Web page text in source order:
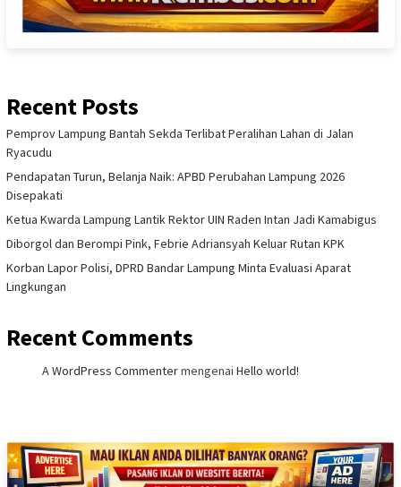
Recent Posts
Pemprov Lampung Bantah Sekda Terlibat Peralihan Lahan di Jalan
Ryacudu
Pendapatan Turun, Belanja Naik: APBD Perubahan Lampung 2026
Disepakati
Ketua Kwarda Lampung Lantik Rektor UIN Raden Intan Jadi Kamabigus
Diborgol dan Berompi Pink, Febrie Adriansyah Keluar Rutan KPK
Korban Lapor Polisi, DPRD Bandar Lampung Minta Evaluasi Aparat
Lingkungan
Recent Comments
A WordPress Commentermengenai Hello world!